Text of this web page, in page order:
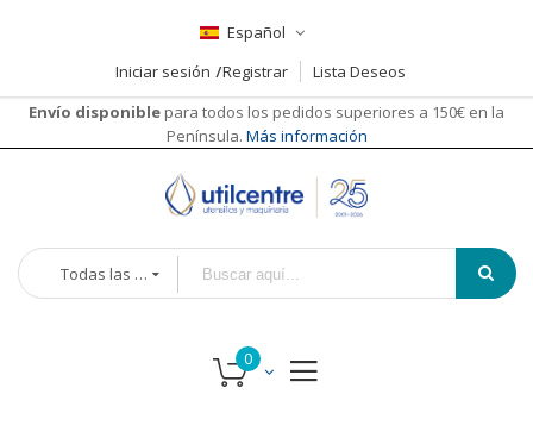
Español
Iniciar sesión
Registrar
Lista Deseos
Envío disponible para todos los pedidos superiores a 150€ en la
Península. Más información
Todas las categorías